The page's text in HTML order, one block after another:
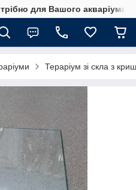
для Вашого акваріума
Тераріум зі скла з